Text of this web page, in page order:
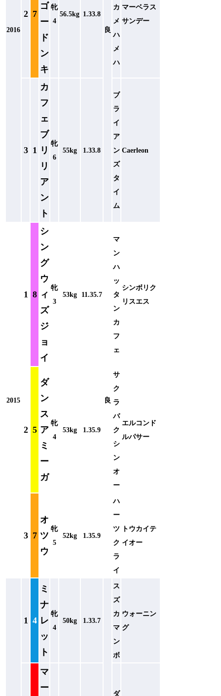
2016 良
2 7
ゴ
ー
ド
ン
キ
牝
4
56.5kg 1.33.8
カ
メ
ハ
メ
ハ
マーベラス
サンデー
3 1
カ
フ
ェ
ブ
リ
リ
ア
ン
ト
牝
6
55kg 1.33.8
ブ
ラ
イ
ア
ン
ズ
タ
イ
ム
Caerleon
2015
1 8
シ
ン
グ
ウ
ィ
ズ
ジ
ョ
イ
牝
3
53kg 11.35.7
良
マ
ン
ハ
ッ
タ
ン
カ
フ
ェ
シンボリク
リスエス
2 5
ダ
ン
ス
ア
ミ
ー
ガ
牝
4
53kg 1.35.9
サ
ク
ラ
バ
ク
シ
ン
オ
ー
エルコンド
ルパサー
3 7
オ
ツ
ウ
牝
5
52kg 1.35.9
ハ
ー
ツ
ク
ラ
イ
トウカイテ
イオー
1 4
ミ
ナ
レ
ッ
ト
牝
4
50kg 1.33.7
ス
ズ
カ
マ
ン
ボ
ウォーニン
グ
マ
ー
ダ